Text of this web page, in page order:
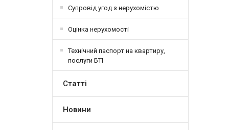
Супровід угод з нерухомістю
Оцінка нерухомості
Технічний паспорт на квартиру,
послуги БТІ
Статті
Новини